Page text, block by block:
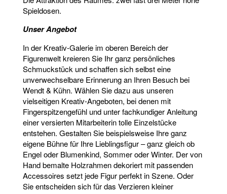
Spieldosen.
Unser Angebot
In der Kreativ-Galerie im oberen Bereich der
Figurenwelt kreieren Sie Ihr ganz persönliches
Schmuckstück und schaffen sich selbst eine
unverwechselbare Erinnerung an Ihren Besuch bei
Wendt & Kühn. Wählen Sie dazu aus unseren
vielseitigen Kreativ-Angeboten, bei denen mit
Fingerspitzengefühl und unter fachkundiger Anleitung
einer versierten Mitarbeiterin tolle Einzelstücke
entstehen. Gestalten Sie beispielsweise Ihre ganz
eigene Bühne für Ihre Lieblingsfigur – ganz gleich ob
Engel oder Blumenkind, Sommer oder Winter. Der von
Hand bemalte Holzrahmen dekoriert mit passenden
Accessoires setzt jede Figur perfekt in Szene. Oder
Sie entscheiden sich für das Verzieren kleiner